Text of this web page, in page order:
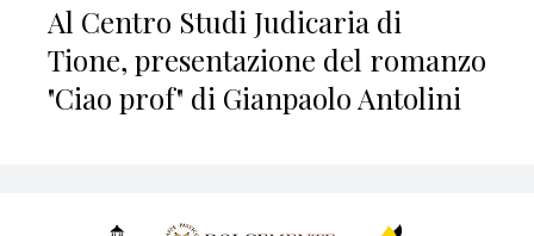
Al Centro Studi Judicaria di
Tione, presentazione del romanzo
"Ciao prof" di Gianpaolo Antolini